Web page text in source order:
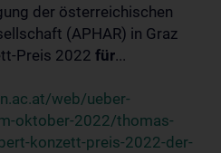
der österreichischen
(APHAR) in Graz
Preis 2022 für...
web/ueber-
oktober-2022/thomas-
konzett-preis-2022-der-